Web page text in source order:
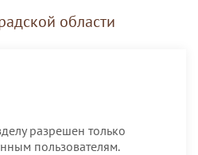
области
разрешен только
пользователям.